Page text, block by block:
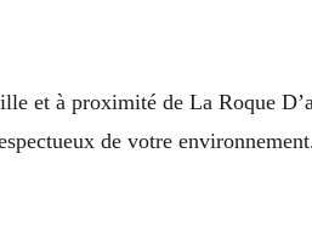
et à proximité de La Roque
de votre